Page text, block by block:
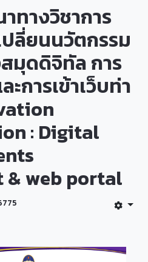
ทางวิชาการ
ปลี่ยนนวัตกรรม
มุดดิจิทัล การ
การเข้าเว็บท่า
: Digital
& web portal